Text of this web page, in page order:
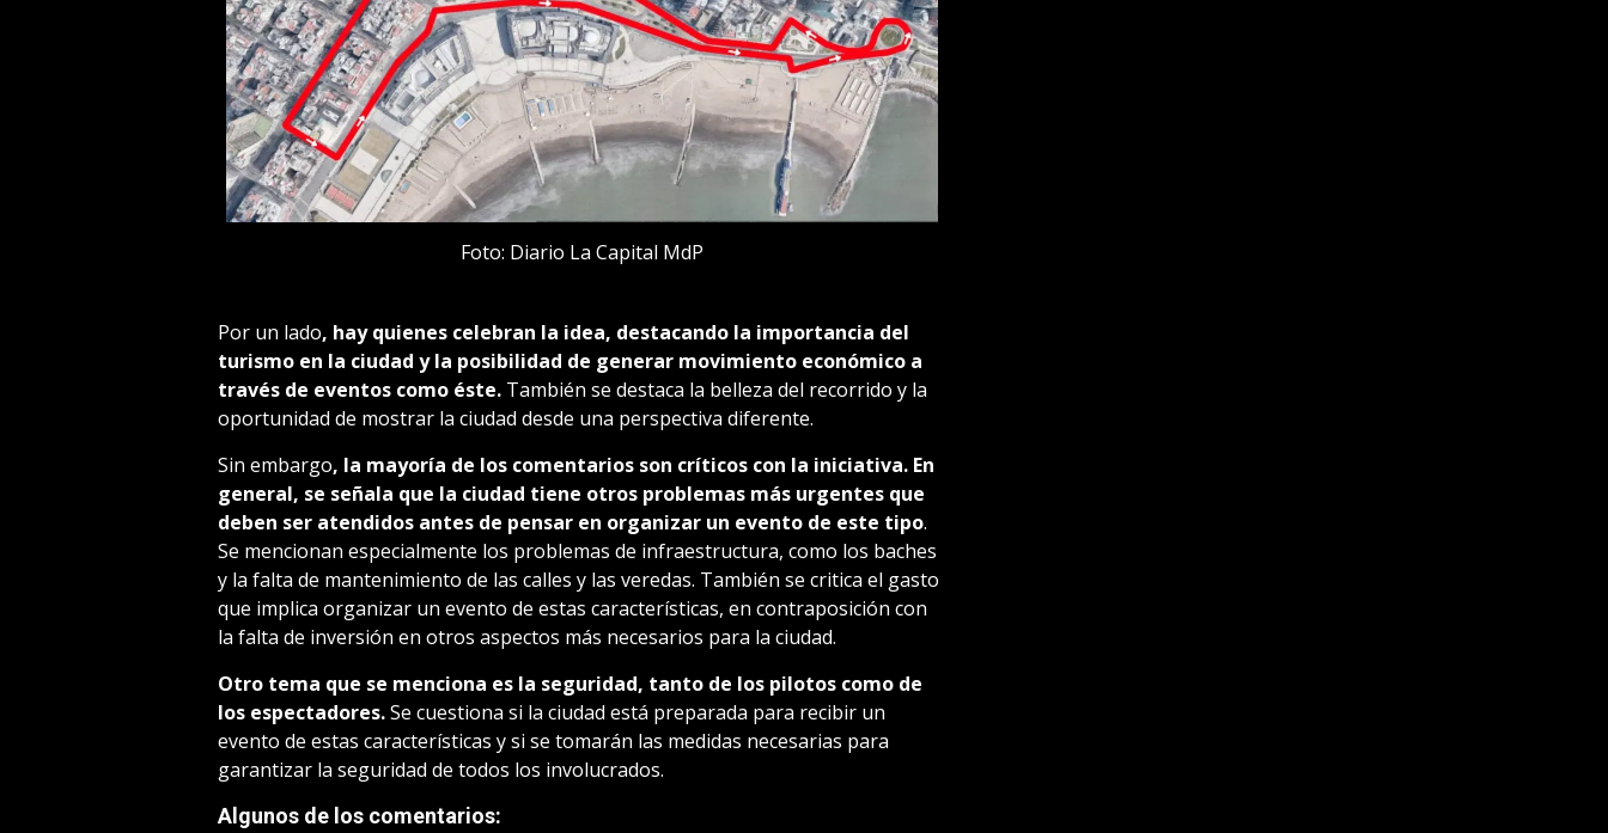
Foto: Diario La Capital MdP
Por un lado, hay quienes celebran la idea, destacando la importancia del
turismo en la ciudad y la posibilidad de generar movimiento económico a
través de eventos como éste.También se destaca la belleza del recorrido y la
oportunidad de mostrar la ciudad desde una perspectiva diferente.
Sin embargo, la mayoría de los comentarios son críticos con la iniciativa. En
general, se señala que la ciudad tiene otros problemas más urgentes que
deben ser atendidos antes de pensar en organizar un evento de este tipo.
Se mencionan especialmente los problemas de infraestructura, como los baches
y la falta de mantenimiento de las calles y las veredas. También se critica el gasto
que implica organizar un evento de estas características, en contraposición con
la falta de inversión en otros aspectos más necesarios para la ciudad.
Otro tema que se menciona es la seguridad, tanto de los pilotos como de
los espectadores.Se cuestiona si la ciudad está preparada para recibir un
evento de estas características y si se tomarán las medidas necesarias para
garantizar la seguridad de todos los involucrados.
Algunos de los comentarios: